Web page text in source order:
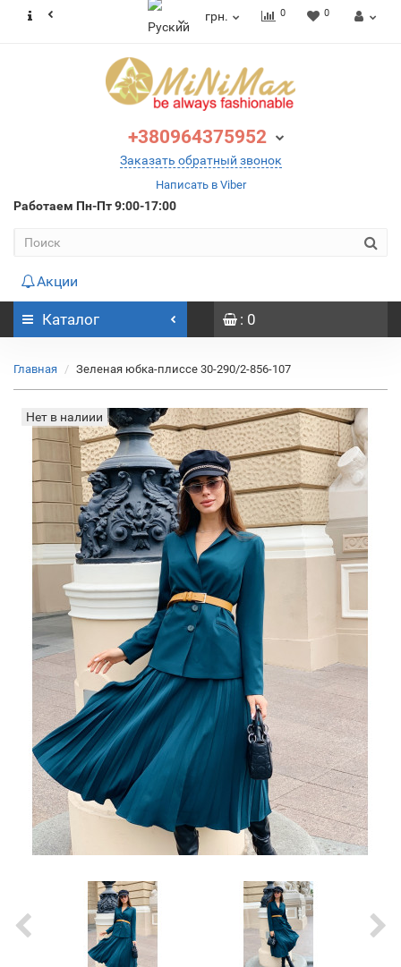
грн. 0 0
+380964375952
Заказать обратный звонок
Написать в Viber
Работаем Пн-Пт 9:00-17:00
Акции
Каталог : 0
Главная Зеленая юбка-плиссе 30-290/2-856-107
Нет в налиии